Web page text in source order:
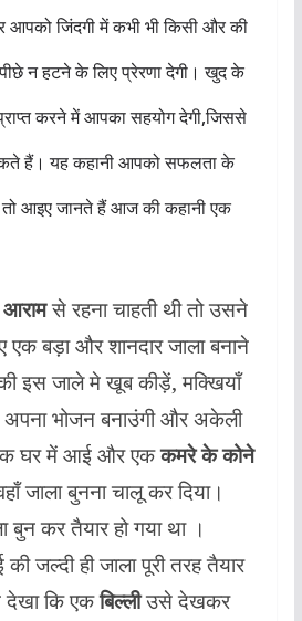
आपको जिंदगी में कभी भी किसी और की
न हटने के लिए प्रेरणा देगी। खुद के
करने में आपका सहयोग देगी,जिससे
हैं। यह कहानी आपको सफलता के
तो आइए जानते हैं आज की कहानी एक
आरामसे रहना चाहती थी तो उसने
बड़ा और शानदार जाला बनाने
इस जाले मे खूब कीड़ें, मक्खियाँ
भोजन बनाउंगी और अकेली
घर में आई और एककमरे के कोने
जाला बुनना चालू कर दिया।
कर तैयार हो गया था ।
जल्दी ही जाला पूरी तरह तैयार
देखा कि एकबिल्लीउसे देखकर